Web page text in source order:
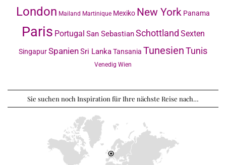
London Mailand Martinique Mexiko New York Panama
Paris Portugal San SebastianSchottland Sexten
SingapurSpanienSri LankaTansania TunesienTunis
Venedig Wien
Sie suchen noch Inspiration für Ihre nächste Reise nach…